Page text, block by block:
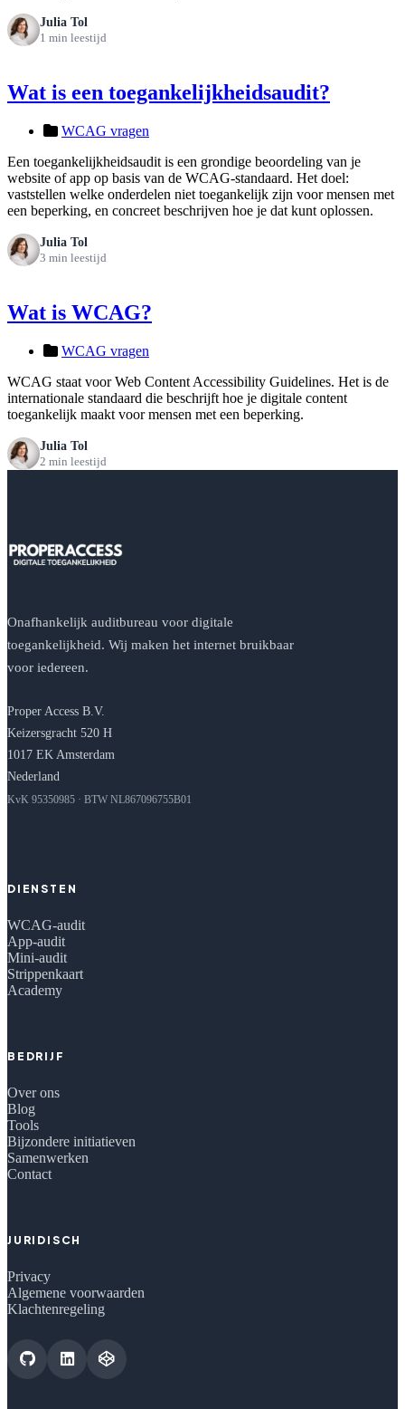
Julia Tol
1 min leestijd
Wat is een toegankelijkheidsaudit?
WCAG vragen
Een toegankelijkheidsaudit is een grondige beoordeling van je
website of app op basis van de WCAG-standaard. Het doel:
vaststellen welke onderdelen niet toegankelijk zijn voor mensen met
een beperking, en concreet beschrijven hoe je dat kunt oplossen.
Julia Tol
3 min leestijd
Wat is WCAG?
WCAG vragen
WCAG staat voor Web Content Accessibility Guidelines. Het is de
internationale standaard die beschrijft hoe je digitale content
toegankelijk maakt voor mensen met een beperking.
Julia Tol
2 min leestijd
Onafhankelijk auditbureau voor digitale
toegankelijkheid. Wij maken het internet bruikbaar
voor iedereen.
Proper Access B.V.
Keizersgracht 520 H
1017 EK Amsterdam
Nederland
KvK 95350985 · BTW NL867096755B01
DIENSTEN
WCAG-audit
App-audit
Mini-audit
Strippenkaart
Academy
BEDRIJF
Over ons
Blog
Tools
Bijzondere initiatieven
Samenwerken
Contact
JURIDISCH
Privacy
Algemene voorwaarden
Klachtenregeling